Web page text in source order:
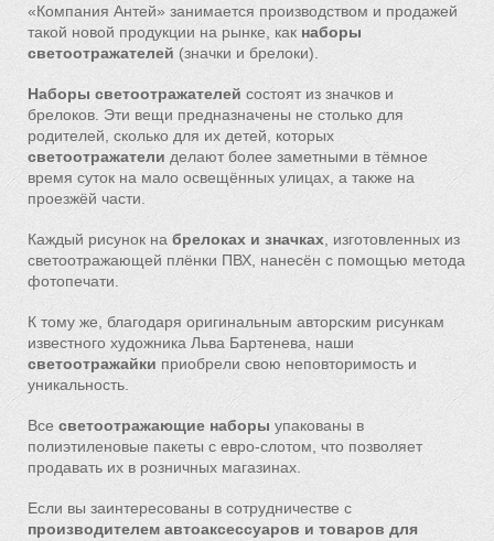
«Компания Антей» занимается производством и продажей
такой новой продукции на рынке, как наборы
светоотражателей (значки и брелоки).
Наборы светоотражателей состоят из значков и
брелоков. Эти вещи предназначены не столько для
родителей, сколько для их детей, которых
светоотражатели делают более заметными в тёмное
время суток на мало освещённых улицах, а также на
проезжёй части.
Каждый рисунок на брелоках и значках , изготовленных из
светоотражающей плёнки ПВХ, нанесён с помощью метода
фотопечати.
К тому же, благодаря оригинальным авторским рисункам
известного художника Льва Бартенева, наши
светоотражайки приобрели свою неповторимость и
уникальность.
Все светоотражающие наборы упакованы в
полиэтиленовые пакеты с евро-слотом, что позволяет
продавать их в розничных магазинах.
Если вы заинтересованы в сотрудничестве с
производителем автоаксессуаров и товаров для